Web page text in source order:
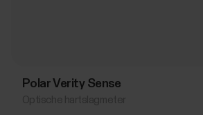
Polar Verity Sense